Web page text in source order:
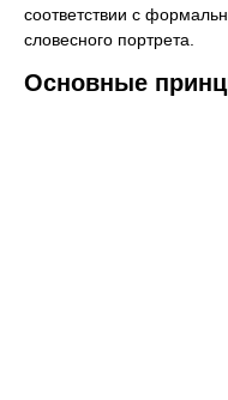
соответствии с
словесного портрета.
Основные